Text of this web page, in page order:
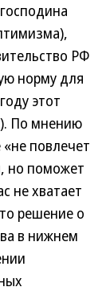
РФ
норму для
этот
По мнению
повлечет
но поможет
не хватает
решение о
в нижнем